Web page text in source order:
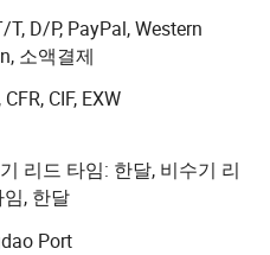
정 받고 선도적인 레스토
과 서비스에 대한 우리의
, 전 세계 고객에게 효율적
다. BV, TUV 및 SGS의 엄격
더욱 높일 수 있습니다. 당사
드의 공인 공급업체로서, 당
습니다.
T, D/P, PayPal, Western
소액결제
CFR, CIF, EXW
리드 타임: 한달, 비수기 리
, 한달
Port